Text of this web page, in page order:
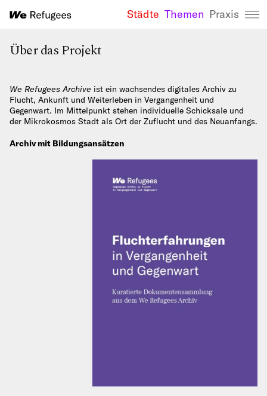
We Refugees
Städte Themen Praxis
Über das Projekt
We Refugees Archive ist ein wachsendes digitales Archiv zu
Flucht, Ankunft und Weiterleben in Vergangenheit und
Gegenwart. Im Mittelpunkt stehen individuelle Schicksale und
der Mikrokosmos Stadt als Ort der Zuflucht und des Neuanfangs.
Archiv mit Bildungsansätzen